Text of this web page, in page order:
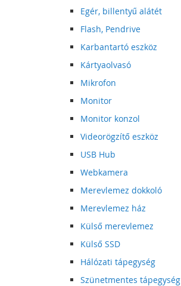
Egér, billentyű alátét
Flash, Pendrive
Karbantartó eszköz
Kártyaolvasó
Mikrofon
Monitor
Monitor konzol
Videorögzítő eszköz
USB Hub
Webkamera
Merevlemez dokkoló
Merevlemez ház
Külső merevlemez
Külső SSD
Hálózati tápegység
Szünetmentes tápegység